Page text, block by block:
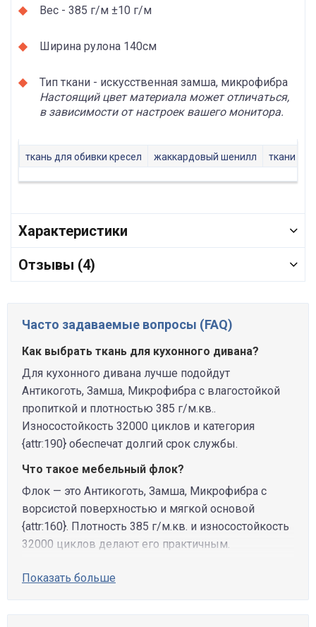
Вес - 385 г/м ±10 г/м
Ширина рулона 140см
Тип ткани - искусственная замша, микрофибра
Настоящий цвет материала может отличаться,
в зависимости от настроек вашего монитора.
ткань для обивки кресел жаккардовый шенилл ткани
Характеристики
Отзывы (4)
Часто задаваемые вопросы (FAQ)
Как выбрать ткань для кухонного дивана?
Для кухонного дивана лучше подойдут
Антикоготь, Замша, Микрофибра с влагостойкой
пропиткой и плотностью 385 г/м.кв..
Износостойкость 32000 циклов и категория
{attr:190} обеспечат долгий срок службы.
Что такое мебельный флок?
Флок — это Антикоготь, Замша, Микрофибра с
ворсистой поверхностью и мягкой основой
{attr:160}. Плотность 385 г/м.кв. и износостойкость
32000 циклов делают его практичным.
Показать больше